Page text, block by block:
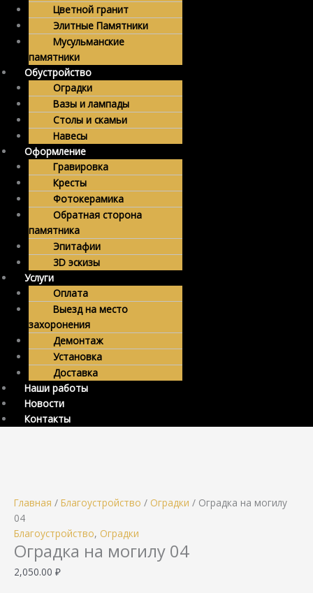
Цветной гранит
Элитные Памятники
Мусульманские
памятники
Обустройство
Оградки
Вазы и лампады
Столы и скамьи
Навесы
Оформление
Гравировка
Кресты
Фотокерамика
Обратная сторона
памятника
Эпитафии
3D эскизы
Услуги
Оплата
Выезд на место
захоронения
Демонтаж
Установка
Доставка
Наши работы
Новости
Контакты
Главная / Благоустройство / Оградки / Оградка на могилу
04
Благоустройство, Оградки
Оградка на могилу 04
2,050.00 ₽